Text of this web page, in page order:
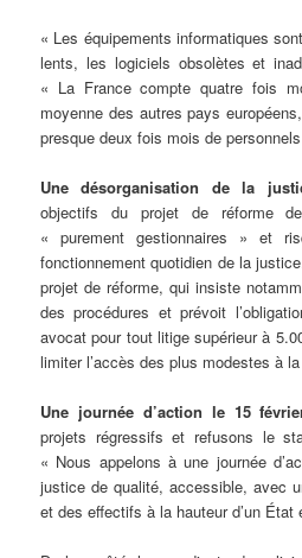
« Les équipements informatiques
lents, les logiciels obsolètes et
« La France compte quatre fois
moyenne des autres pays
presque deux fois mois de
Une désorganisation de la
objectifs du projet de réforme
« purement gestionnaires » et
fonctionnement quotidien de la
projet de réforme, qui insiste
des procédures et prévoit
avocat pour tout litige supérieur à
limiter l’accès des plus modestes à
Une journée d’action le 15
projets régressifs et refusons le
« Nous appelons à une journée
justice de qualité, accessible, avec
et des effectifs à la hauteur d’un